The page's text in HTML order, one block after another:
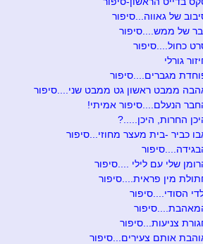
של גאווה...סיפור
של ממש....סיפור
כחול....סיפור
גורלי
מגברים....סיפור
ממבט ראשון גט ממבט שני....סיפור
הנעלם....סיפור אמיתי!
החרות, היכן.....?
כביר -בית מעצר מחוזי...סיפור
שלי עם לילי ....סיפור
מין פראית....סיפור
הסודי....סיפור
צניעות...סיפור
אותם צעירים...סיפור